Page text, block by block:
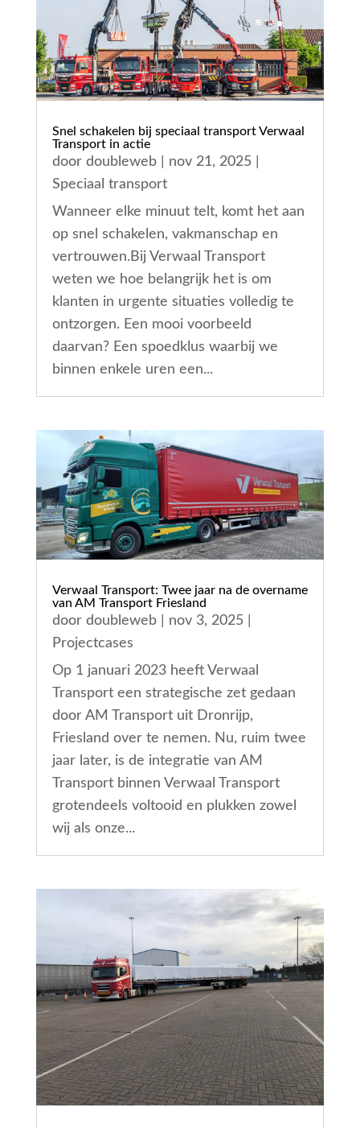
Snel schakelen bij speciaal transport Verwaal
Transport in actie
door doubleweb| nov 21, 2025|
Speciaal transport
Wanneer elke minuut telt, komt het aan
op snel schakelen, vakmanschap en
vertrouwen.Bij Verwaal Transport
weten we hoe belangrijk het is om
klanten in urgente situaties volledig te
ontzorgen. Een mooi voorbeeld
daarvan? Een spoedklus waarbij we
binnen enkele uren een...
Verwaal Transport: Twee jaar na de overname
van AM Transport Friesland
door doubleweb| nov 3, 2025|
Projectcases
Op 1 januari 2023 heeft Verwaal
Transport een strategische zet gedaan
door AM Transport uit Dronrijp,
Friesland over te nemen. Nu, ruim twee
jaar later, is de integratie van AM
Transport binnen Verwaal Transport
grotendeels voltooid en plukken zowel
wij als onze...